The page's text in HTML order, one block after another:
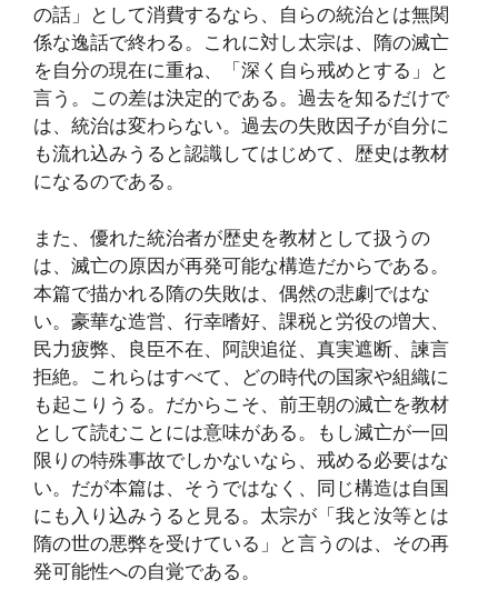
の話」として消費するなら、自らの統治とは無関
係な逸話で終わる。これに対し太宗は、隋の滅亡
を自分の現在に重ね、「深く自ら戒めとする」と
言う。この差は決定的である。過去を知るだけで
は、統治は変わらない。過去の失敗因子が自分に
も流れ込みうると認識してはじめて、歴史は教材
になるのである。
また、優れた統治者が歴史を教材として扱うの
は、滅亡の原因が再発可能な構造だからである。
本篇で描かれる隋の失敗は、偶然の悲劇ではな
い。豪華な造営、行幸嗜好、課税と労役の増大、
民力疲弊、良臣不在、阿諛追従、真実遮断、諫言
拒絶。これらはすべて、どの時代の国家や組織に
も起こりうる。だからこそ、前王朝の滅亡を教材
として読むことには意味がある。もし滅亡が一回
限りの特殊事故でしかないなら、戒める必要はな
い。だが本篇は、そうではなく、同じ構造は自国
にも入り込みうると見る。太宗が「我と汝等とは
隋の世の悪弊を受けている」と言うのは、その再
発可能性への自覚である。